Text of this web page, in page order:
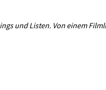
und Listen. Von einem